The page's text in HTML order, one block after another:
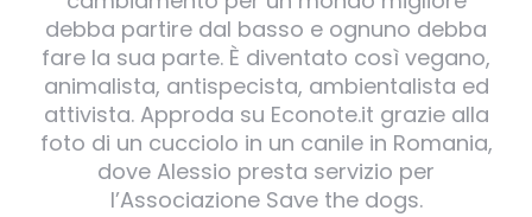
debba partire dal basso e ognuno debba
fare la sua parte. È diventato così vegano,
animalista, antispecista, ambientalista ed
attivista. Approda su Econote.it grazie alla
foto di un cucciolo in un canile in Romania,
dove Alessio presta servizio per
l’Associazione Save the dogs.